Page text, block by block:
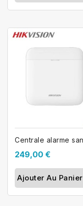
249,00 €
Ajouter Au Panier